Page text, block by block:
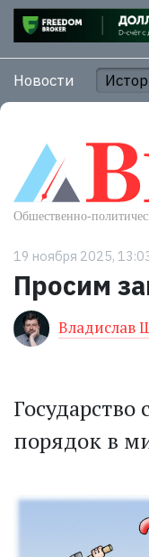
Новости
19 ноября 2025,
Просим
Владислав
порядок в